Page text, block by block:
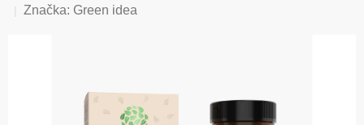
hodnocení
Značka: Green idea